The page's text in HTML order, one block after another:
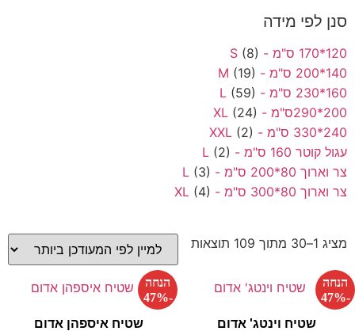
סנן לפי מידה
120*170 ס"מ - S
(8)
140*200 ס"מ - M
(19)
160*230 ס"מ - L
(59)
200*290ס"מ - XL
(24)
240*330 ס"מ - XXL
(2)
עגול קוטר 160 ס"מ - L
(2)
צר וארוך 80*200 ס"מ - L
(3)
צר וארוך 80*300 ס"מ - XL
(4)
מציג 1–30 מתוך 109 תוצאות
הנחה
-47%
שטיח וינטג' אדום
הנחה
-47%
שטיח איספהן אדום